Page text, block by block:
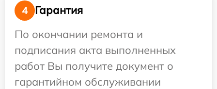
4
Гарантия
По окончании ремонта и
подписания акта выполненных
работ Вы получите документ о
гарантийном обслуживании